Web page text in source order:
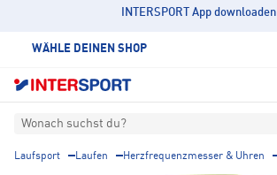
INTERSPORT App downloaden
WÄHLE DEINEN SHOP
Wonach suchst du?
Laufsport Laufen Herzfrequenzmesser & Uhren